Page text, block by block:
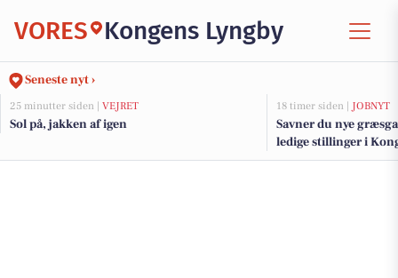
VORES Kongens Lyngby
Seneste nyt ›
25 minutter siden | VEJRET
Sol på, jakken af igen
18 timer siden | JOBNYT
Savner du nye
ledige stillinger i